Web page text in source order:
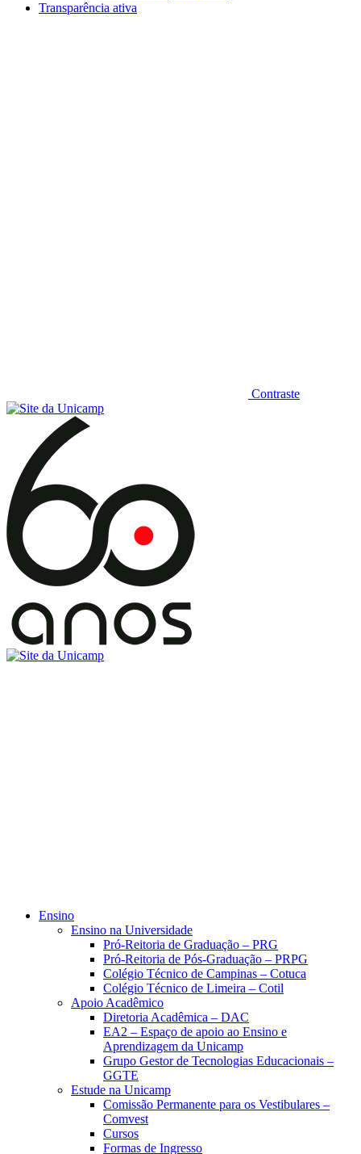
Transparência ativa
Contraste
Ensino
Ensino na Universidade
Pró-Reitoria de Graduação – PRG
Pró-Reitoria de Pós-Graduação – PRPG
Colégio Técnico de Campinas – Cotuca
Colégio Técnico de Limeira – Cotil
Apoio Acadêmico
Diretoria Acadêmica – DAC
EA2 – Espaço de apoio ao Ensino e
Aprendizagem da Unicamp
Grupo Gestor de Tecnologias Educacionais –
GGTE
Estude na Unicamp
Comissão Permanente para os Vestibulares –
Comvest
Cursos
Formas de Ingresso